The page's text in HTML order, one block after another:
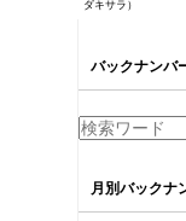
ダキサラ）
バックナンバ
月別バックナ